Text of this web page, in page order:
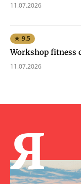
11.07.2026
★ 9.5
Workshop fitness
11.07.2026
Я